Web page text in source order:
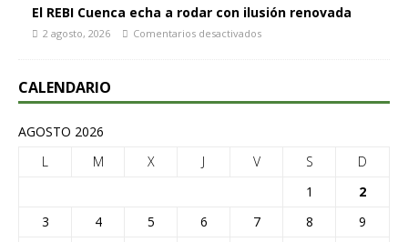
El REBI Cuenca echa a rodar con ilusión renovada
2 agosto, 2026 Comentarios desactivados
CALENDARIO
AGOSTO 2026
L
M X J V S
D
1
2
3
4 5 6 7 8
9